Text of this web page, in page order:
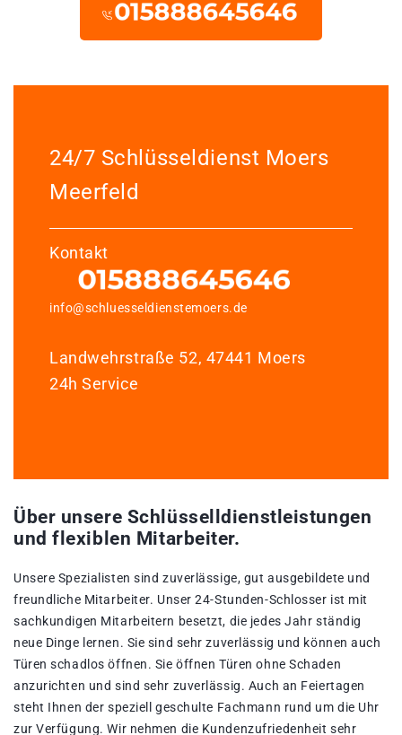
24/7 Schlüsseldienst Moers
Meerfeld
Kontakt
info@schluesseldienstemoers.de
Landwehrstraße 52, 47441 Moers
24h Service
Über unsere Schlüsselldienstleistungen
und flexiblen Mitarbeiter.
Unsere Spezialisten sind zuverlässige, gut ausgebildete und
freundliche Mitarbeiter. Unser 24-Stunden-Schlosser ist mit
sachkundigen Mitarbeitern besetzt, die jedes Jahr ständig
neue Dinge lernen. Sie sind sehr zuverlässig und können auch
Türen schadlos öffnen. Sie öffnen Türen ohne Schaden
anzurichten und sind sehr zuverlässig. Auch an Feiertagen
steht Ihnen der speziell geschulte Fachmann rund um die Uhr
zur Verfügung. Wir nehmen die Kundenzufriedenheit sehr